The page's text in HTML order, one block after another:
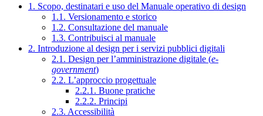
1. Scopo, destinatari e uso del Manuale operativo di design
1.1. Versionamento e storico
1.2. Consultazione del manuale
1.3. Contribuisci al manuale
2. Introduzione al design per i servizi pubblici digitali
2.1. Design per l’amministrazione digitale (e-
government)
2.2. L’approccio progettuale
2.2.1. Buone pratiche
2.2.2. Principi
2.3. Accessibilità